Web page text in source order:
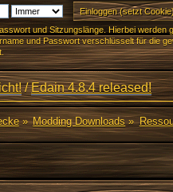
und Sitzungslänge. Hierbei werden
und Passwort verschlüsselt für die
/Edain 4.8.4 released!
» Modding Downloads»